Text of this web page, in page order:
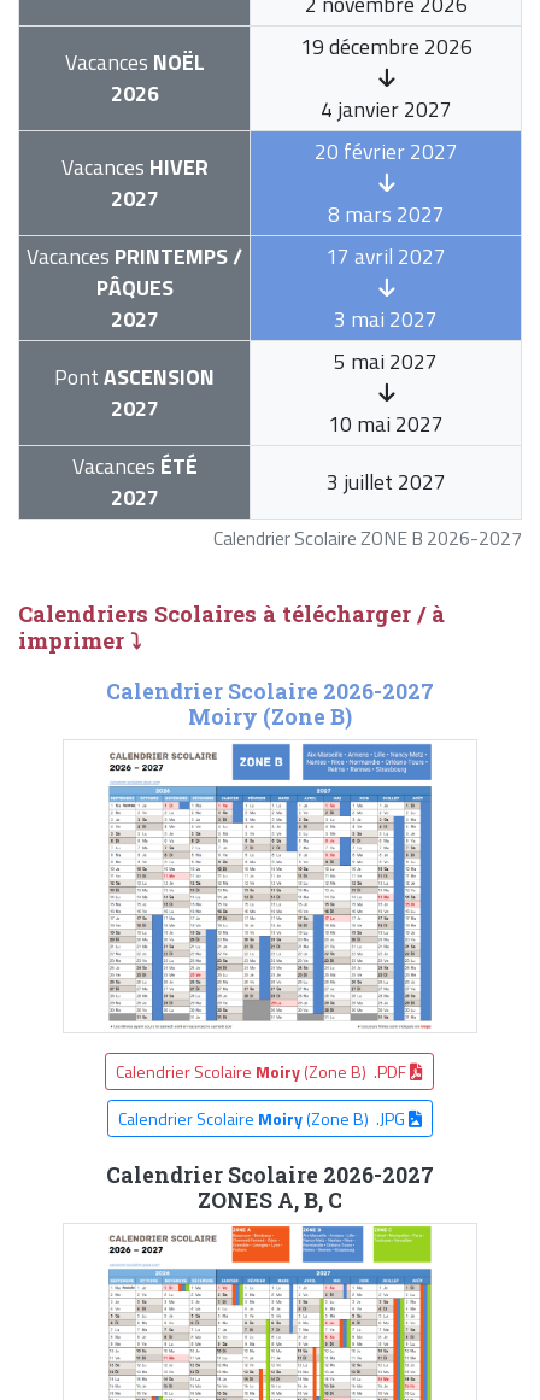
Calendrier Scolaire ZONE B 2026-2027
Vacances NOËL
2026
19 décembre 2026
4 janvier 2027
Vacances HIVER
2027
20 février 2027
8 mars 2027
Vacances PRINTEMPS /
PÂQUES
2027
17 avril 2027
3 mai 2027
PontASCENSION
2027
5 mai 2027
10 mai 2027
Vacances ÉTÉ
2027
3 juillet 2027
Calendriers Scolaires à télécharger / à
imprimer ⤵
Calendrier Scolaire 2026-2027
Moiry (Zone B)
Calendrier Scolaire Moiry(Zone B) .PDF
Calendrier Scolaire Moiry(Zone B) .JPG
Calendrier Scolaire 2026-2027
ZONES A, B, C